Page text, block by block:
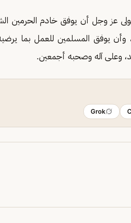
عز وجل أن يوفق خادم الحرمين
وأن يوفق المسلمين للعمل بما
وعلى آله وصحبه أجمعين.
Grok